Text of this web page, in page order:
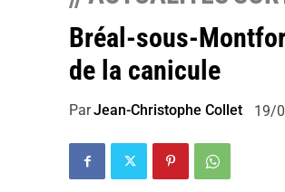
Bréal-sous-
de la canicule
ParJean-Christophe Collet 19/